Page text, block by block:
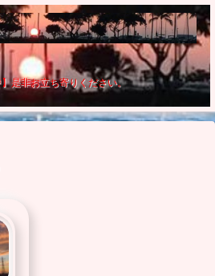
是非お立ち寄りください。